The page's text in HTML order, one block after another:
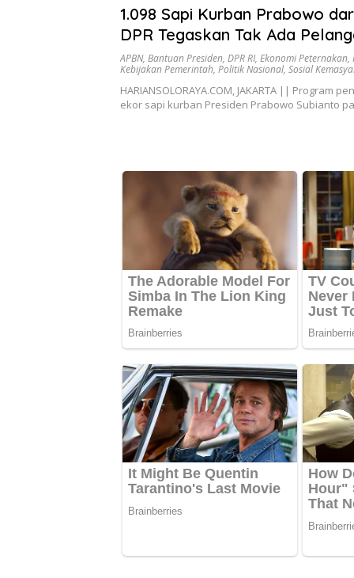
1.098 Sapi Kurban Prabowo
DPR Tegaskan Tak Ada
APBN, Bantuan Presiden, DPR RI, Ekonomi Peternakan,
Kebijakan Pemerintah, Politik Nasional, Sosial
HARIANSOLORAYA.COM, JAKARTA || Program
ekor sapi kurban Presiden Prabowo Subianto